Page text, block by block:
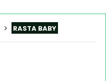
RASTA BABY